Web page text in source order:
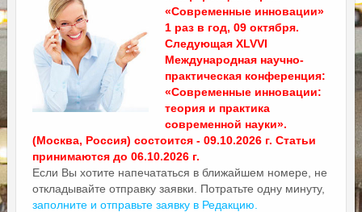
«Современные инновации»
1 раз в год, 09 октября.
Следующая XLVVI
Международная научно-
практическая конференция:
«Современные инновации:
теория и практика
современной науки».
(Москва, Россия) состоится - 09.10.2026 г. Статьи
принимаются до 06.10.2026 г.
Если Вы хотите напечататься в ближайшем номере, не
откладывайте отправку заявки. Потратьте одну минуту,
заполните и отправьте заявку в Редакцию.